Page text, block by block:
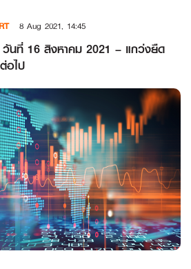
8 Aug 2021, 14:45
นที่ 16 สิงหาคม 2021 – แกว่งยืด
อไป